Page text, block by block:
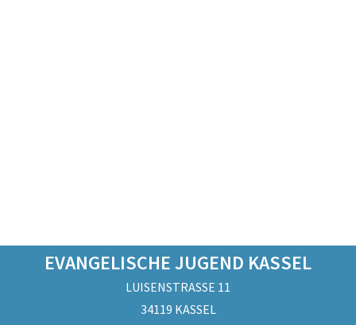
EVANGELISCHE JUGEND KASSEL
LUISENSTRASSE 11
34119 KASSEL